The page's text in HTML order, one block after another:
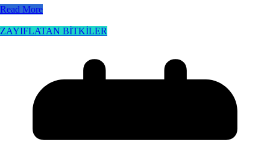
Read More
ZAYIFLATAN BİTKİLER